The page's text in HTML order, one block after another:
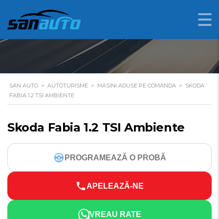
SKODA FABIA 1.2 TSI
AMBIENTE
SAN AUTO > AUTOTURISME > MASINI ADUSE PE COMANDA > SKODA
FABIA 1.2 TSI AMBIENTE
Skoda Fabia 1.2 TSI Ambiente
PROGRAMEAZĂ O PROBĂ
APELEAZĂ-NE
VREAU RATE